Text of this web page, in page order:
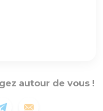
autour de vous !